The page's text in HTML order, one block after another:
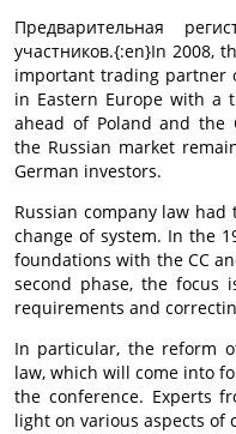
Предварительная
участников.{:en}In 2008,
important trading partner
in Eastern Europe with a
ahead of Poland and the
the Russian market
German investors.
Russian company law
change of system. In the
foundations with the CC
second phase, the
requirements and
In particular, the reform
law, which will come into
the conference. Experts
light on various aspects of